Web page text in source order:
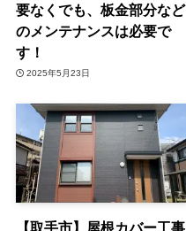
要なくでも、板金部分など
のメンテナンスは必要で
す！
2025年5月23日
【取手市】屋根カバー工事